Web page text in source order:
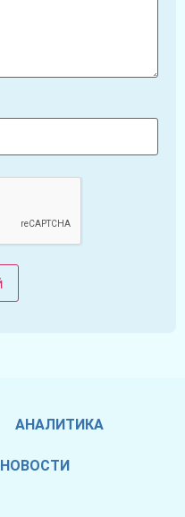
АНАЛИТИКА
НОВОСТИ